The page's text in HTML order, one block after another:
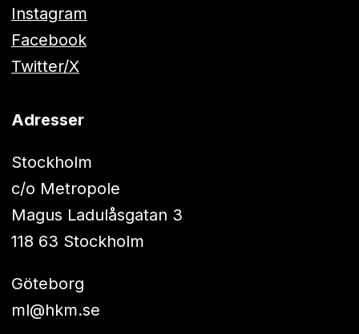
Instagram
Facebook
Twitter/X
Adresser
Stockholm
c/o Metropole
Magus Ladulåsgatan 3
118 63 Stockholm
Göteborg
ml@hkm.se